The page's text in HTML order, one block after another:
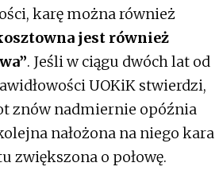
karę można również
jest również
. Jeśli w ciągu dwóch lat od
UOKiK stwierdzi,
znów nadmiernie opóźnia
nałożona na niego kara
zwiększona o połowę.